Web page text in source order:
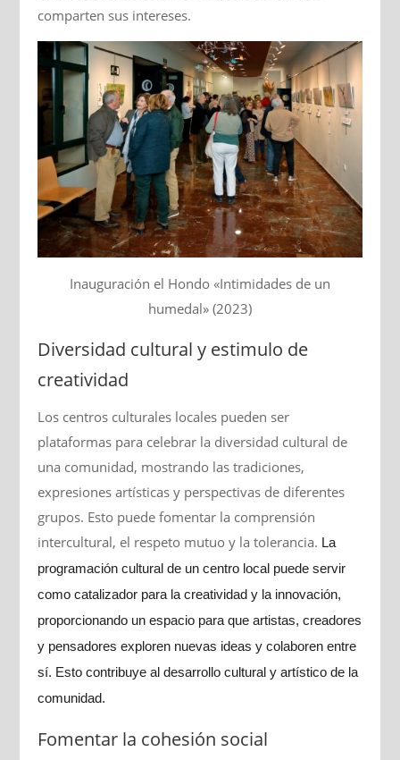
comparten sus intereses.
Inauguración el Hondo «Intimidades de un
humedal» (2023)
Diversidad cultural y estimulo de
creatividad
Los centros culturales locales pueden ser
plataformas para celebrar la diversidad cultural de
una comunidad, mostrando las tradiciones,
expresiones artísticas y perspectivas de diferentes
grupos. Esto puede fomentar la comprensión
intercultural, el respeto mutuo y la tolerancia. La
programación cultural de un centro local puede servir
como catalizador para la creatividad y la innovación,
proporcionando un espacio para que artistas, creadores
y pensadores exploren nuevas ideas y colaboren entre
sí. Esto contribuye al desarrollo cultural y artístico de la
comunidad.
Fomentar la cohesión social